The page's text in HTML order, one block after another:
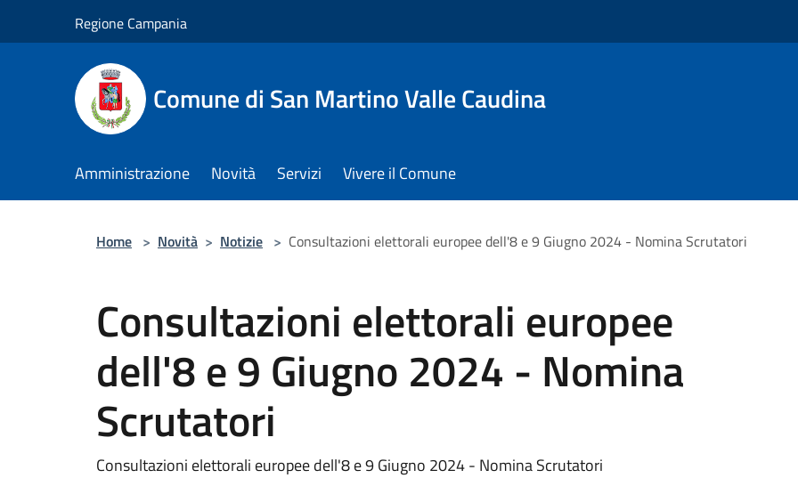
Regione Campania
Comune di San Martino Valle Caudina
Amministrazione Novità Servizi Vivere il Comune
Home > Novità > Notizie > Consultazioni elettorali europee dell'8 e 9 Giugno 2024 - Nomina Scrutatori
Consultazioni elettorali europee
dell'8 e 9 Giugno 2024 - Nomina
Scrutatori
Consultazioni elettorali europee dell'8 e 9 Giugno 2024 - Nomina Scrutatori